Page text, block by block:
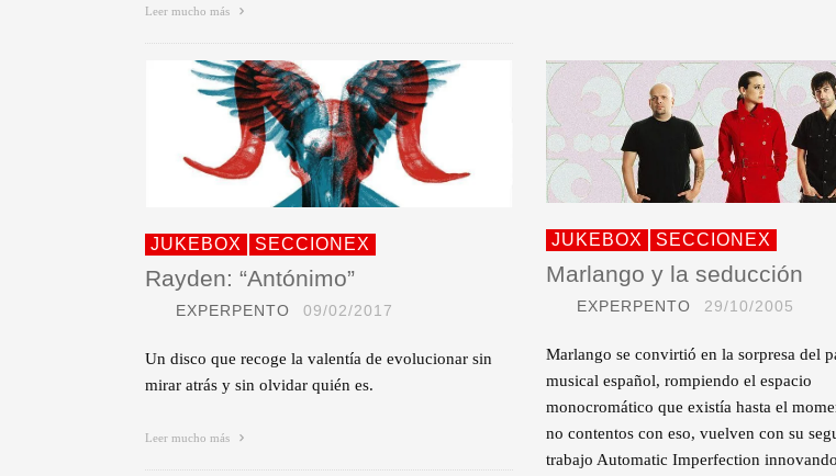
Leer mucho más
JUKEBOX SECCIONEX
Rayden: “Antónimo”
EXPERPENTO 09/02/2017
Un disco que recoge la valentía de evolucionar sin
mirar atrás y sin olvidar quién es.
Leer mucho más
JUKEBOX SECCIONEX
Marlango y la seducción
EXPERPENTO 29/10/2005
Marlango se convirtió en la sorpresa del
musical español, rompiendo el espacio
monocromático que existía hasta el
no contentos con eso, vuelven con su
trabajo Automatic Imperfection